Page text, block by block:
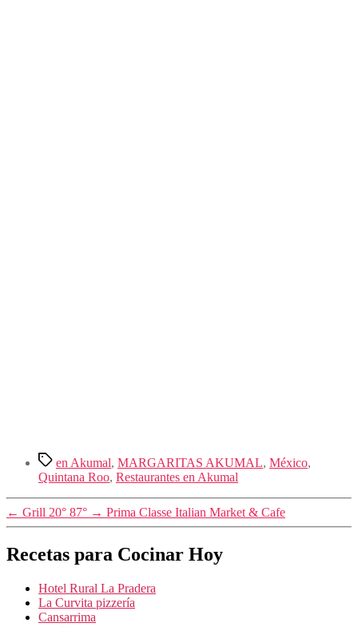
Etiquetas
en Akumal, MARGARITAS AKUMAL, México,
Quintana Roo, Restaurantes en Akumal
← Grill 20° 87° → Prima Classe Italian Market & Cafe
Recetas para Cocinar Hoy
Hotel Rural La Pradera
La Curvita pizzería
Cansarrima